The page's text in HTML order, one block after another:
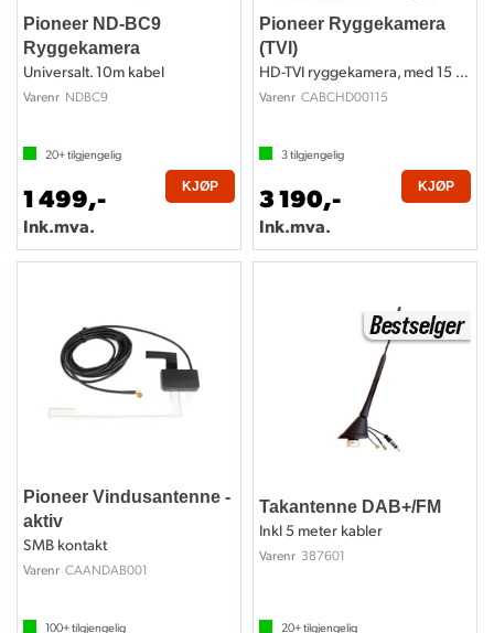
Pioneer ND-BC9
Ryggekamera
Universalt. 10m kabel
Varenr NDBC9
20+tilgjengelig
1 499,-
Ink.mva.
KJØP
Pioneer Ryggekamera
(TVI)
HD-TVI ryggekamera, med 15 meter kabel
Varenr CABCHD00115
3tilgjengelig
3 190,-
Ink.mva.
KJØP
Pioneer Vindusantenne -
aktiv
SMB kontakt
Varenr CAANDAB001
100+tilgjengelig
Takantenne DAB+/FM
Inkl 5 meter kabler
Varenr 387601
20+tilgjengelig